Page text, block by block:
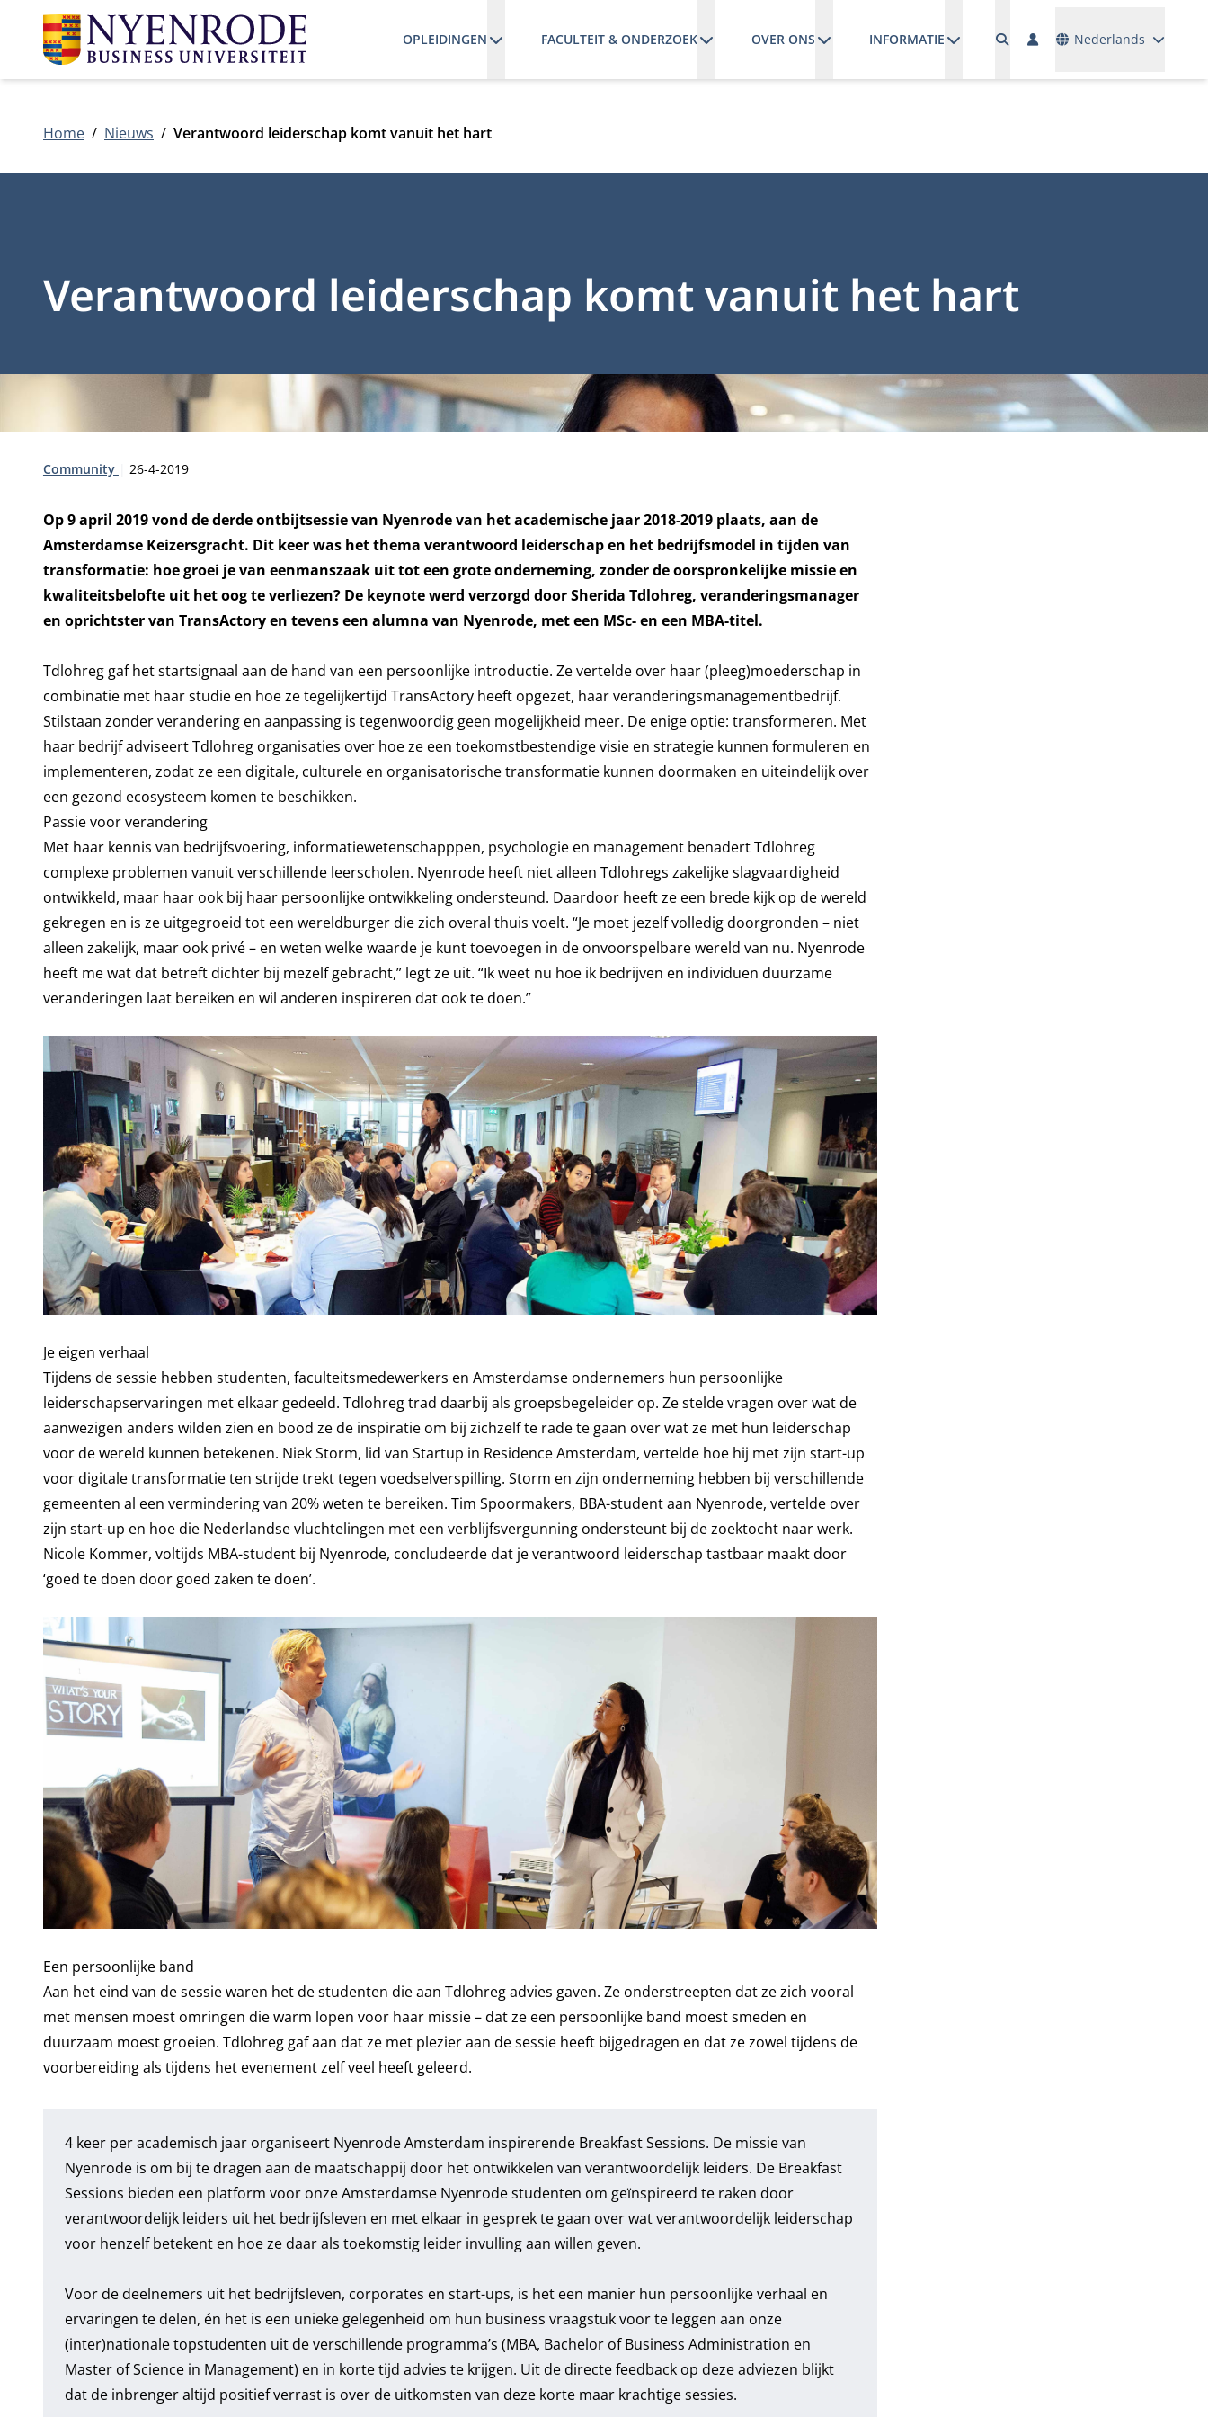
OPLEIDINGEN FACULTEIT & ONDERZOEK OVER ONS INFORMATIE Nederlands
Home Nieuws Verantwoord leiderschap komt vanuit het hart
Verantwoord leiderschap komt vanuit het hart
Type:
Community Publicatiedatum:
26-4-2019
Op 9 april 2019 vond de derde ontbijtsessie van Nyenrode van het academische jaar 2018-2019 plaats, aan de
Amsterdamse Keizersgracht. Dit keer was het thema verantwoord leiderschap en het bedrijfsmodel in tijden van
transformatie: hoe groei je van eenmanszaak uit tot een grote onderneming, zonder de oorspronkelijke missie en
kwaliteitsbelofte uit het oog te verliezen? De keynote werd verzorgd door Sherida Tdlohreg, veranderingsmanager
en oprichtster van TransActory en tevens een alumna van Nyenrode, met een MSc- en een MBA-titel.
Tdlohreg gaf het startsignaal aan de hand van een persoonlijke introductie. Ze vertelde over haar (pleeg)moederschap in
combinatie met haar studie en hoe ze tegelijkertijd TransActory heeft opgezet, haar veranderingsmanagementbedrijf.
Stilstaan zonder verandering en aanpassing is tegenwoordig geen mogelijkheid meer. De enige optie: transformeren. Met
haar bedrijf adviseert Tdlohreg organisaties over hoe ze een toekomstbestendige visie en strategie kunnen formuleren en
implementeren, zodat ze een digitale, culturele en organisatorische transformatie kunnen doormaken en uiteindelijk over
een gezond ecosysteem komen te beschikken.
Passie voor verandering
Met haar kennis van bedrijfsvoering, informatiewetenschapppen, psychologie en management benadert Tdlohreg
complexe problemen vanuit verschillende leerscholen. Nyenrode heeft niet alleen Tdlohregs zakelijke slagvaardigheid
ontwikkeld, maar haar ook bij haar persoonlijke ontwikkeling ondersteund. Daardoor heeft ze een brede kijk op de wereld
gekregen en is ze uitgegroeid tot een wereldburger die zich overal thuis voelt. “Je moet jezelf volledig doorgronden – niet
alleen zakelijk, maar ook privé – en weten welke waarde je kunt toevoegen in de onvoorspelbare wereld van nu. Nyenrode
heeft me wat dat betreft dichter bij mezelf gebracht,” legt ze uit. “Ik weet nu hoe ik bedrijven en individuen duurzame
veranderingen laat bereiken en wil anderen inspireren dat ook te doen.”
Je eigen verhaal
Tijdens de sessie hebben studenten, faculteitsmedewerkers en Amsterdamse ondernemers hun persoonlijke
leiderschapservaringen met elkaar gedeeld. Tdlohreg trad daarbij als groepsbegeleider op. Ze stelde vragen over wat de
aanwezigen anders wilden zien en bood ze de inspiratie om bij zichzelf te rade te gaan over wat ze met hun leiderschap
voor de wereld kunnen betekenen. Niek Storm, lid van Startup in Residence Amsterdam, vertelde hoe hij met zijn start-up
voor digitale transformatie ten strijde trekt tegen voedselverspilling. Storm en zijn onderneming hebben bij verschillende
gemeenten al een vermindering van 20% weten te bereiken. Tim Spoormakers, BBA-student aan Nyenrode, vertelde over
zijn start-up en hoe die Nederlandse vluchtelingen met een verblijfsvergunning ondersteunt bij de zoektocht naar werk.
Nicole Kommer, voltijds MBA-student bij Nyenrode, concludeerde dat je verantwoord leiderschap tastbaar maakt door
‘goed te doen door goed zaken te doen’.
Een persoonlijke band
Aan het eind van de sessie waren het de studenten die aan Tdlohreg advies gaven. Ze onderstreepten dat ze zich vooral
met mensen moest omringen die warm lopen voor haar missie – dat ze een persoonlijke band moest smeden en
duurzaam moest groeien. Tdlohreg gaf aan dat ze met plezier aan de sessie heeft bijgedragen en dat ze zowel tijdens de
voorbereiding als tijdens het evenement zelf veel heeft geleerd.
4 keer per academisch jaar organiseert Nyenrode Amsterdam inspirerende Breakfast Sessions. De missie van
Nyenrode is om bij te dragen aan de maatschappij door het ontwikkelen van verantwoordelijk leiders. De Breakfast
Sessions bieden een platform voor onze Amsterdamse Nyenrode studenten om geïnspireerd te raken door
verantwoordelijk leiders uit het bedrijfsleven en met elkaar in gesprek te gaan over wat verantwoordelijk leiderschap
voor henzelf betekent en hoe ze daar als toekomstig leider invulling aan willen geven.
Voor de deelnemers uit het bedrijfsleven, corporates en start-ups, is het een manier hun persoonlijke verhaal en
ervaringen te delen, én het is een unieke gelegenheid om hun business vraagstuk voor te leggen aan onze
(inter)nationale topstudenten uit de verschillende programma’s (MBA, Bachelor of Business Administration en
Master of Science in Management) en in korte tijd advies te krijgen. Uit de directe feedback op deze adviezen blijkt
dat de inbrenger altijd positief verrast is over de uitkomsten van deze korte maar krachtige sessies.